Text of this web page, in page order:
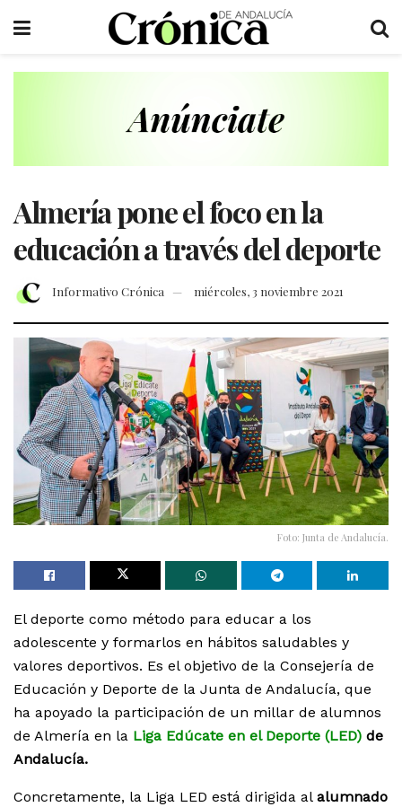
Almería pone el foco en la
educación a través del deporte
Informativo Crónica miércoles, 3 noviembre 2021
Foto: Junta de Andalucía.
El deporte como método para educar a los
adolescente y formarlos en hábitos saludables y
valores deportivos. Es el objetivo de la Consejería de
Educación y Deporte de la Junta de Andalucía, que
ha apoyado la participación de un millar de alumnos
de Almería en la Liga Edúcate en el Deporte (LED) de
Andalucía.
Concretamente, la Liga LED está dirigida al alumnado